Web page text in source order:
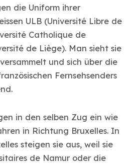
die Uniform ihrer
ULB (Université Libre de
Catholique de
de Liège). Man sieht sie
und sich über die
Fernsehsenders
in den selben Zug ein wie
in Richtung Bruxelles. In
steigen sie aus, weil sie
de Namur oder die